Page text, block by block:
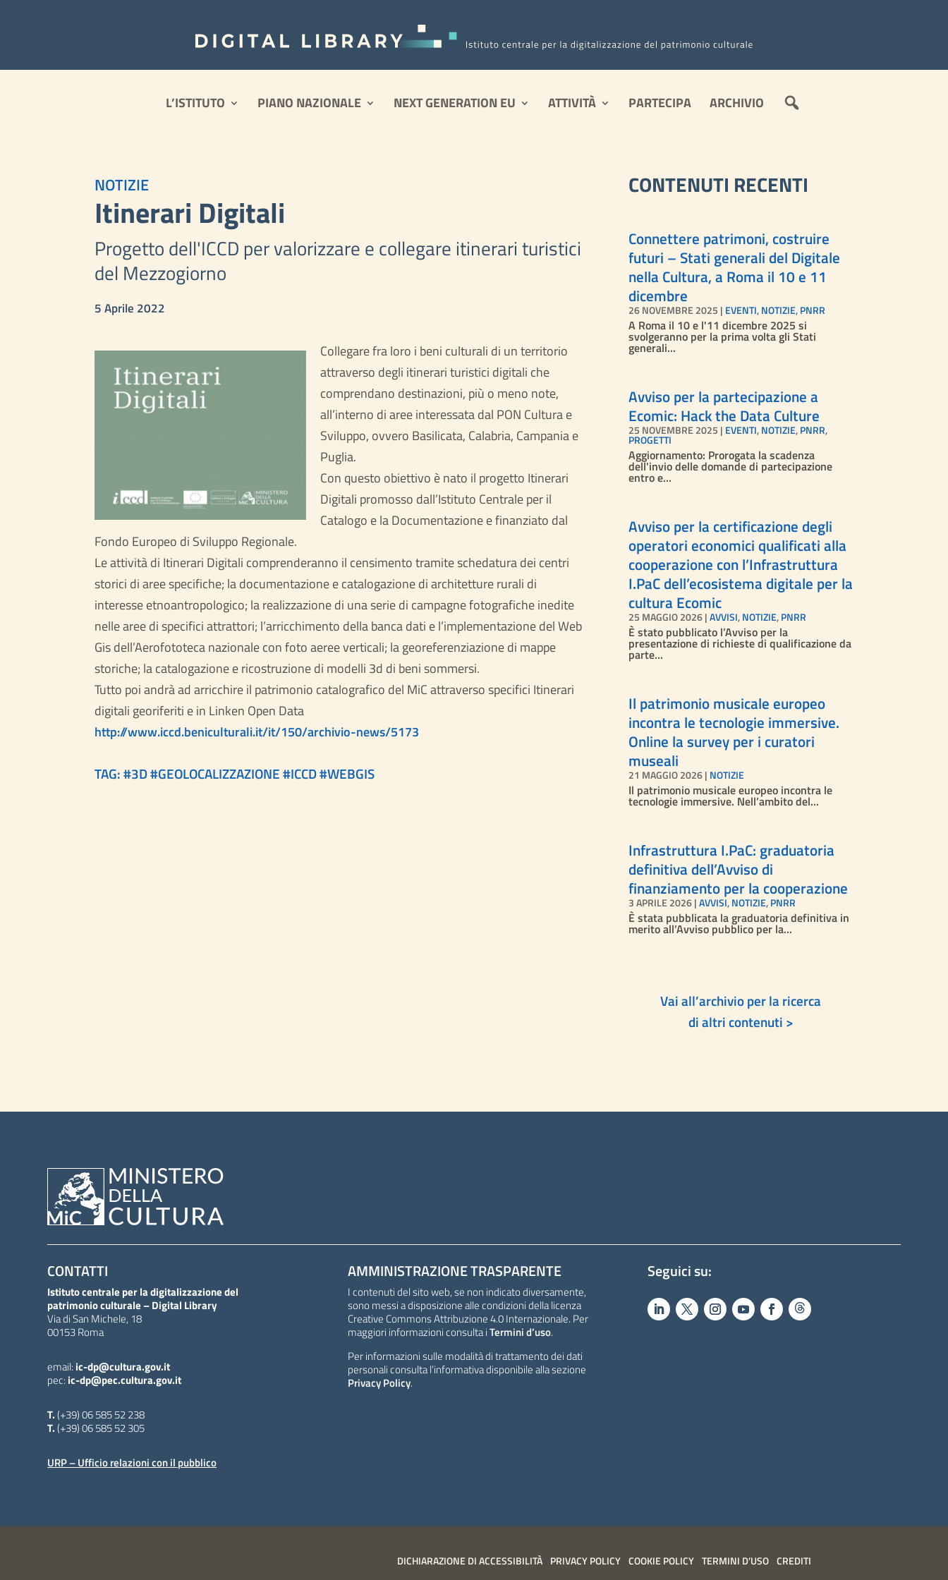
L’ISTITUTO PIANO NAZIONALE NEXT GENERATION EU ATTIVITÀ PARTECIPA ARCHIVIO
NOTIZIE
Itinerari Digitali
Progetto dell'ICCD per valorizzare e collegare itinerari turistici
del Mezzogiorno
5 Aprile 2022
Collegare fra loro i beni culturali di un territorio
attraverso degli itinerari turistici digitali che
comprendano destinazioni, più o meno note,
all’interno di aree interessata dal PON Cultura e
Sviluppo, ovvero Basilicata, Calabria, Campania e
Puglia.
Con questo obiettivo è nato il progetto Itinerari
Digitali promosso dall’Istituto Centrale per il
Catalogo e la Documentazione e finanziato dal
Fondo Europeo di Sviluppo Regionale.
Le attività di Itinerari Digitali comprenderanno il censimento tramite schedatura dei centri
storici di aree specifiche; la documentazione e catalogazione di architetture rurali di
interesse etnoantropologico; la realizzazione di una serie di campagne fotografiche inedite
nelle aree di specifici attrattori; l’arricchimento della banca dati e l’implementazione del Web
Gis dell’Aerofototeca nazionale con foto aeree verticali; la georeferenziazione di mappe
storiche; la catalogazione e ricostruzione di modelli 3d di beni sommersi.
Tutto poi andrà ad arricchire il patrimonio catalografico del MiC attraverso specifici Itinerari
digitali georiferiti e in Linken Open Data
http://www.iccd.beniculturali.it/it/150/archivio-news/5173
TAG: #3D#GEOLOCALIZZAZIONE#ICCD#WEBGIS
CONTENUTI RECENTI
Connettere patrimoni, costruire
futuri – Stati generali del Digitale
nella Cultura, a Roma il 10 e 11
dicembre
26 NOVEMBRE 2025 | EVENTI,NOTIZIE,PNRR
A Roma il 10 e l'11 dicembre 2025 si
svolgeranno per la prima volta gli Stati
generali...
Avviso per la partecipazione a
Ecomic: Hack the Data Culture
25 NOVEMBRE 2025 | EVENTI,NOTIZIE,PNRR,
PROGETTI
Aggiornamento: Prorogata la scadenza
dell'invio delle domande di partecipazione
entro e...
Avviso per la certificazione degli
operatori economici qualificati alla
cooperazione con l’Infrastruttura
I.PaC dell’ecosistema digitale per la
cultura Ecomic
25 MAGGIO 2026|AVVISI,NOTIZIE,PNRR
È stato pubblicato l’Avviso per la
presentazione di richieste di qualificazione da
parte...
Il patrimonio musicale europeo
incontra le tecnologie immersive.
Online la survey per i curatori
museali
21 MAGGIO 2026| NOTIZIE
Il patrimonio musicale europeo incontra le
tecnologie immersive. Nell’ambito del...
Infrastruttura I.PaC: graduatoria
definitiva dell’Avviso di
finanziamento per la cooperazione
3 APRILE 2026|AVVISI,NOTIZIE,PNRR
È stata pubblicata la graduatoria definitiva in
merito all’Avviso pubblico per la...
Vai all’archivio per la ricerca
di altri contenuti >
CONTATTI
Istituto centrale per la digitalizzazione del
patrimonio culturale – Digital Library
Via di San Michele, 18
00153 Roma
email: ic-dp@cultura.gov.it
pec: ic-dp@pec.cultura.gov.it
T.(+39) 06 585 52 238
T.(+39) 06 585 52 305
URP – Ufficio relazioni con il pubblico
AMMINISTRAZIONE TRASPARENTE
I contenuti del sito web, se non indicato diversamente,
sono messi a disposizione alle condizioni della licenza
Creative Commons Attribuzione 4.0 Internazionale. Per
maggiori informazioni consulta iTermini d’uso.
Per informazioni sulle modalità di trattamento dei dati
personali consulta l’informativa disponibile alla sezione
Privacy Policy.
Seguici su:
DICHIARAZIONE DI ACCESSIBILITÀ PRIVACY POLICY COOKIE POLICY TERMINI D’USO CREDITI